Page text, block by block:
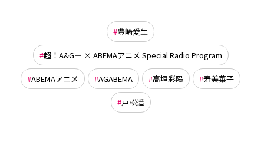
豊崎愛生
超！A&G＋ × ABEMAアニメ Special Radio Program
ABEMAアニメ AGABEMA 高垣彩陽 寿美菜子
戸松遥